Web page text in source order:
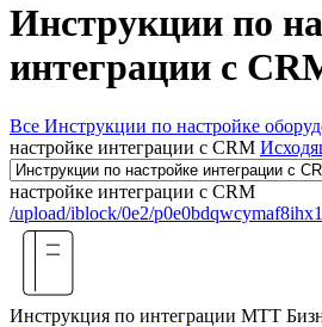
Инструкции по
интеграции с
Все Инструкции по настройке
настройке интеграции с CRM
настройке интеграции с CRM
/upload/iblock/0e2/
Инструкция по интеграции МТТ